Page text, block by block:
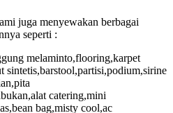
juga menyewakan berbagai
seperti :
melaminto,flooring,karpet
sintetis,barstool,partisi,podium,sirine
catering,mini
bag,misty cool,ac